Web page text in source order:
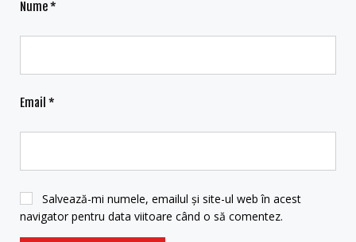
Nume*
Email *
Salvează-mi numele, emailul și site-ul web în acest
navigator pentru data viitoare când o să comentez.